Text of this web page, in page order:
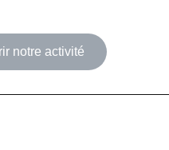
notre activité